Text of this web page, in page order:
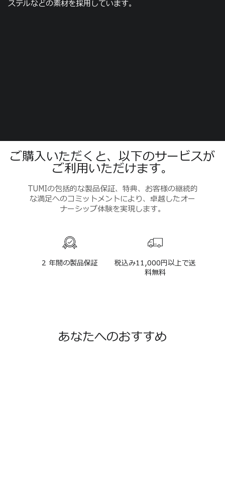
ステルなどの素材を採用しています。
ご購入いただくと、以下のサービスが
ご利用いただけます。
TUMIの包括的な製品保証、特典、お客様の継続的
な満足へのコミットメントにより、卓越したオー
ナーシップ体験を実現します。
2 年間の製品保証
税込み11,000円以上で送
料無料
あなたへのおすすめ